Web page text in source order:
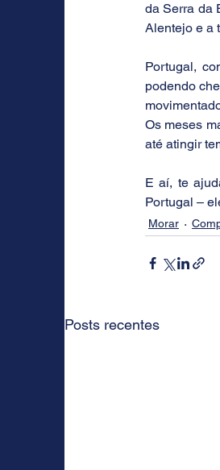
da Serra da
Alentejo e a
Portugal,
podendo
Os meses
até atingir
E aí, te
Portugal –
Morar
Posts recentes